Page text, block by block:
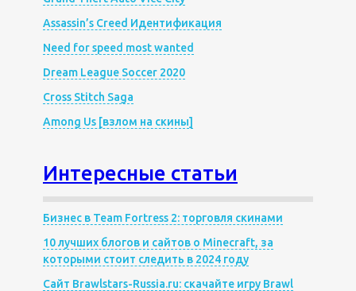
Assassin’s Creed Идентификация
Need for speed most wanted
Dream League Soccer 2020
Cross Stitch Saga
Among Us [взлом на скины]
Интересные статьи
Бизнес в Team Fortress 2: торговля скинами
10 лучших блогов и сайтов о Minecraft, за
которыми стоит следить в 2024 году
Сайт Brawlstars-Russia.ru: скачайте игру Brawl